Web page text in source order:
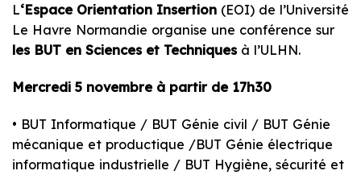
L‘Espace Orientation Insertion (EOI) de l’Université
Le Havre Normandie organise une conférence sur
les BUT en Sciences et Techniques à l’ULHN.
Mercredi 5 novembre à partir de 17h30
• BUT Informatique / BUT Génie civil / BUT Génie
mécanique et productique /BUT Génie électrique
informatique industrielle / BUT Hygiène, sécurité et